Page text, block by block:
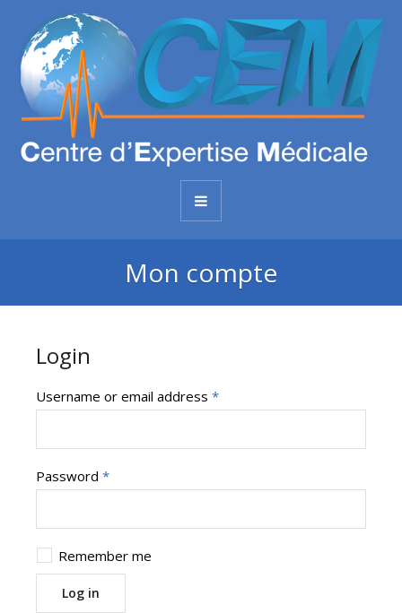
Mon compte
Login
Username or email address*
Password*
Remember me
Log in